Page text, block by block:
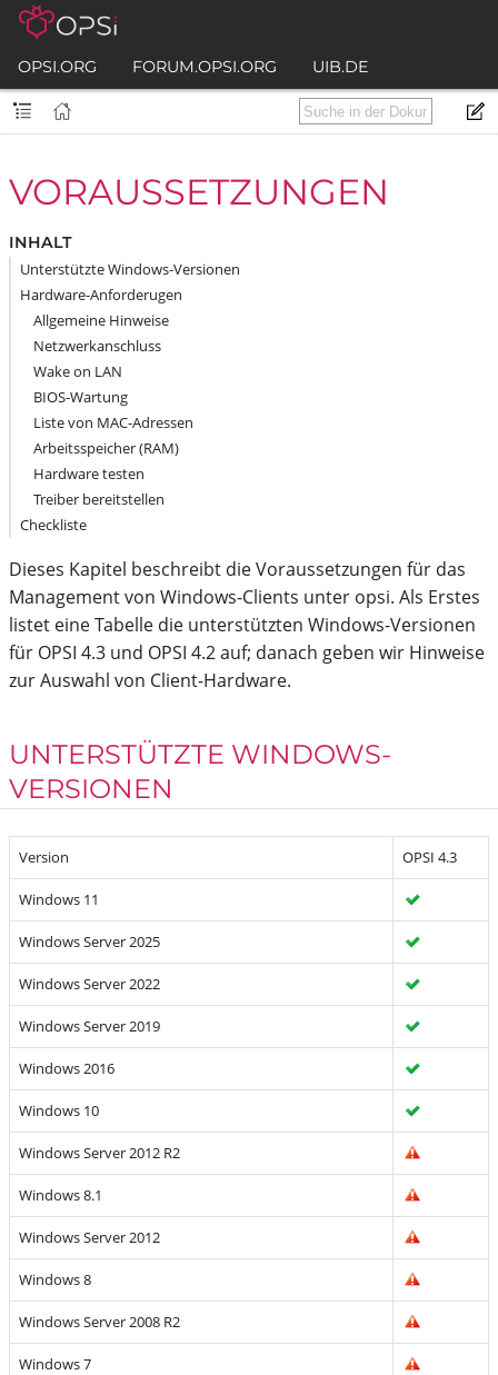
OPSI.ORG FORUM.OPSI.ORG UIB.DE
VORAUSSETZUNGEN
INHALT
Unterstützte Windows-Versionen
Hardware-Anforderugen
Allgemeine Hinweise
Netzwerkanschluss
Wake on LAN
BIOS-Wartung
Liste von MAC-Adressen
Arbeitsspeicher (RAM)
Hardware testen
Treiber bereitstellen
Checkliste
Dieses Kapitel beschreibt die Voraussetzungen für das
Management von Windows-Clients unter opsi. Als Erstes
listet eine Tabelle die unterstützten Windows-Versionen
für OPSI 4.3 und OPSI 4.2 auf; danach geben wir Hinweise
zur Auswahl von Client-Hardware.
UNTERSTÜTZTE WINDOWS-
VERSIONEN
Version OPSI 4.3
Windows 11
Windows Server 2025
Windows Server 2022
Windows Server 2019
Windows 2016
Windows 10
Windows Server 2012 R2
Windows 8.1
Windows Server 2012
Windows 8
Windows Server 2008 R2
Windows 7